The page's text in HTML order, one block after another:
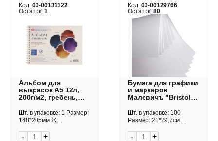
Код: 00-00131122
Остаток: 1
Альбом для
выкрасок А5 12л,
200г/м2, гребень,
269452281
НевскаяПалитра
Шт. в упаковке: 1 Размер:
148*205мм Ж...
- +
Код:00-00129766
Остаток:80
Бумага для графики
и маркеров
Малевичъ "Bristol"
белый 1лист 402665
Шт. в упаковке: 100
Размер: 21*29,7см...
- +